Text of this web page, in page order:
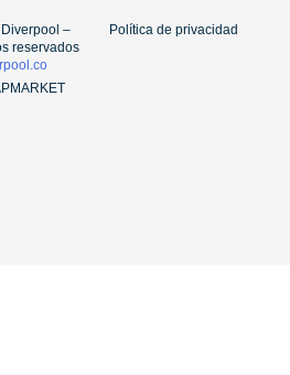
–
reservados
Política de privacidad